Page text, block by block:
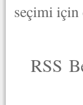
seçimi için
RSS